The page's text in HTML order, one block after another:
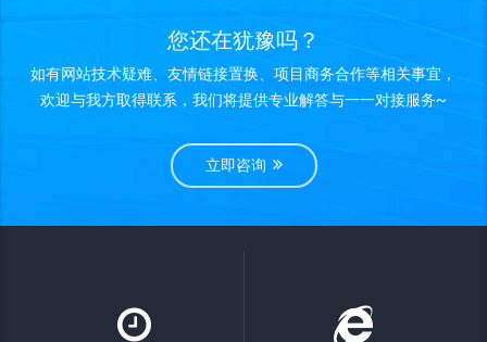
您还在犹豫吗？
如有网站技术疑难、友情链接置换、项目商务合作等相关事宜，
欢迎与我方取得联系，我们将提供专业解答与一一对接服务~
立即咨询